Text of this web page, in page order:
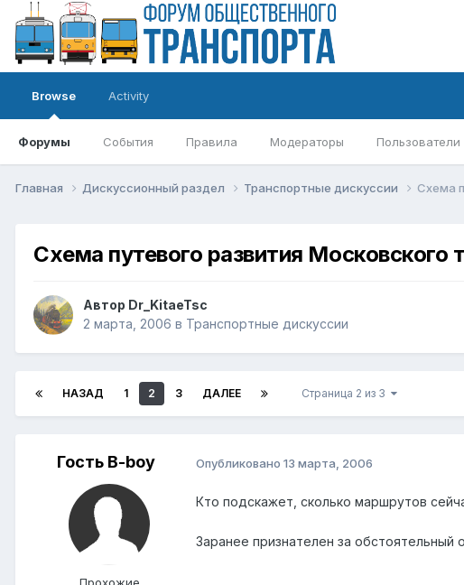
Browse
Форумы События Правила Модераторы Пользователи
Activity
Главная Дискуссионный раздел Транспортные дискуссии Схема
Схема путевого развития Московского
Автор Dr_KitaeTsc
2 марта, 2006 в Транспортные дискуссии
НАЗАД 1 2 3 ДАЛЕЕ Страница 2 из 3
Гость B-boy Опубликовано 13 марта, 2006
Кто подскажет, сколько маршрутов
Заранее признателен за обстоятельный